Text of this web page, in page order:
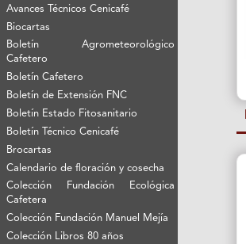
Avances Técnicos Cenicafé
Biocartas
Boletín Agrometeorológico
Cafetero
Boletín Cafetero
Boletín de Extensión FNC
Boletín Estado Fitosanitario
Boletín Técnico Cenicafé
Brocartas
Calendario de floración y cosecha
Colección Fundación Ecológica
Cafetera
Colección Fundación Manuel Mejía
Colección Libros 80 años